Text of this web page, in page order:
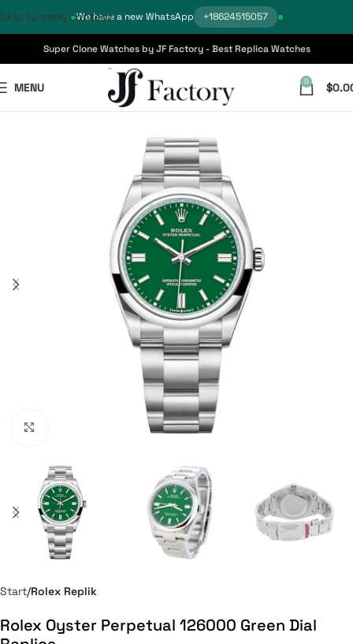
We have a new WhatsApp +18624515057
Skip to main content
Super Clone Watches by JF Factory - Best Replica Watches
MENU 0 $
Start Rolex Replik
Rolex Oyster Perpetual 126000 Green Dial